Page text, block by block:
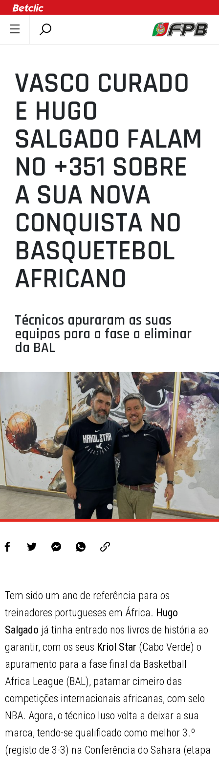
ÚLTIMAS
COMPETIÇÕES
ASSOCIAÇÕES
CLUBES
AGENTES
AGENDA
SELEÇÕES
MINIBASQUETE
ÁREA TÉCNICA
PROJETOS
LIGA BETCLIC MASCULINA
LIGA BETCLIC FEMININA
VASCO CURADO
E HUGO
SALGADO FALAM
NO +351 SOBRE
A SUA NOVA
CONQUISTA NO
BASQUETEBOL
AFRICANO
Técnicos apuraram as suas
equipas para a fase a eliminar
da BAL
Tem sido um ano de referência para os
treinadores portugueses em África. Hugo
Salgado já tinha entrado nos livros de história ao
garantir, com os seus Kriol Star (Cabo Verde) o
apuramento para a fase final da Basketball
Africa League (BAL), patamar cimeiro das
competições internacionais africanas, com selo
NBA. Agora, o técnico luso volta a deixar a sua
marca, tendo-se qualificado como melhor 3.º
(registo de 3-3) na Conferência do Sahara (etapa